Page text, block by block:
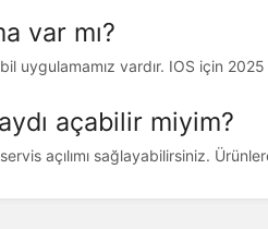
var mı?
uygulamamız vardır. IOS için
açabilir miyim?
açılımı sağlayabilirsiniz.